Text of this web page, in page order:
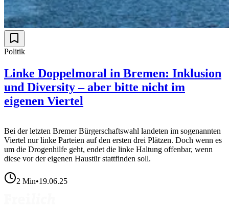
Politik
Linke Doppelmoral in Bremen: Inklusion
und Diversity – aber bitte nicht im
eigenen Viertel
Bei der letzten Bremer Bürgerschaftswahl landeten im sogenannten
Viertel nur linke Parteien auf den ersten drei Plätzen. Doch wenn es
um die Drogenhilfe geht, endet die linke Haltung offenbar, wenn
diese vor der eigenen Haustür stattfinden soll.
2 Min•19.06.25